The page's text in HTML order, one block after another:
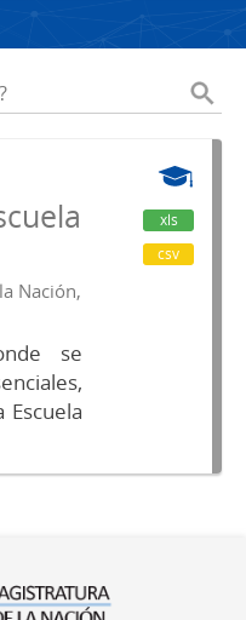
Nación,
se
xls
csv